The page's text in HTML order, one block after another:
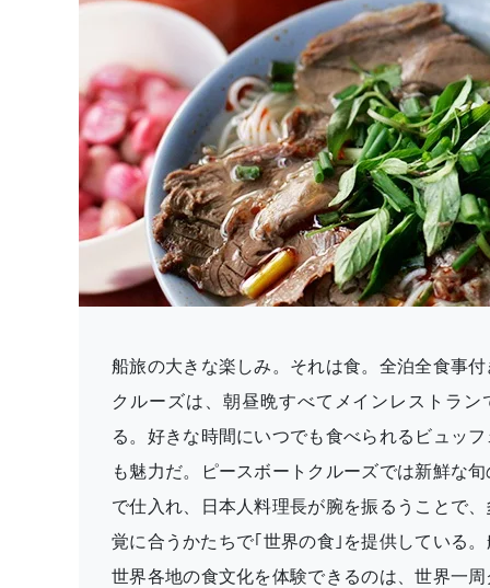
船旅の大きな楽しみ。それは食。全泊全食事
クルーズは、朝昼晩すべてメインレストラン
る。好きな時間にいつでも食べられるビュッ
も魅力だ。ピースボートクルーズでは新鮮な
で仕入れ、日本人料理長が腕を振るうことで
覚に合うかたちで｢世界の食｣を提供している
世界各地の食文化を体験できるのは、世界一